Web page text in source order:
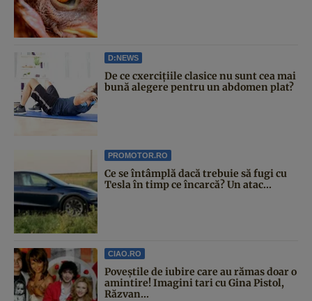
D:NEWS
De ce cxercițiile clasice nu sunt cea mai
bună alegere pentru un abdomen plat?
PROMOTOR.RO
Ce se întâmplă dacă trebuie să fugi cu
Tesla în timp ce încarcă? Un atac...
CIAO.RO
Poveştile de iubire care au rămas doar o
amintire! Imagini tari cu Gina Pistol,
Răzvan...